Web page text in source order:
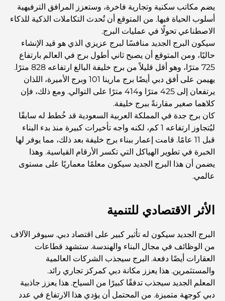
أفضل أماكن الإفطار في دبي: أفضل 7 أماكن لا تُضاهى لتجربة
إفطار رمضاني لا يُنسى
المقاهي في منطقة الخليج التجاري: مزيج مثالي من القهوة
والمجتمع
مطاعم دبي الحائزة على نجمة ميشلان: جولة مغامرة لعشاق
الطعام
استكشاف مطاعم جميرا جولف إستيتس: دليل الطهي
Dubai Horse Racing: Where Tradition Meets
Global Competition
الحياة في الجزيرة
أفضل وجبات الإفطار في دبي: اختياراتي المفضلة لعام 2026
كيفية الحصول على قرض عقاري في دبي: الدليل الشامل
يضم مكاتب سكنية وتجارية فاخرة، وستعزز المرافق الترفيهية
أسلوب الحياة فيها. من المتوقع أن تُحدث التكاملات الذكية للذكاء
الاصطناعي تحولًا في عمليات البرج.
سيكون البرج الجديد منافسًا لبرج عزيزي الذي هو قيد الإنشاء
حاليًا، ومن المتوقع أن يصبح ثاني أطول برج في العالم بارتفاع
725 مترًا، وهو أقل قليلاً من برج خليفة البالغ ارتفاعه 828 مترًا.
يهيمن على أفق دبي أيضًا برج مارينا 101 وبرج الأميرة، اللذان
يرتفعان إلى 425 مترًا و414 مترًا على التوالي. ومع ذلك، فإن
كلاهما صغير مقارنةً ببرج خليفة.
كان برج جدة في المملكة العربية السعودية قد خُطط له سابقًا
ليُتجاوز ارتفاعه 1 كم، لكنه واجه تأخيرات كبيرة منذ بدء البناء
قبل 11 عامًا. قامت إعمار ببناء برج خليفة بعد ذلك، مما يوفر لها
الخبرة في تطوير الهياكل التي تكسر الأرقام القياسية. وهذا
يضمن أن هذا البرج الجديد سيكون معلمًا معماريًا على مستوى
عالمي.
الأثر الاقتصادي للتنمية
البرج الجديد سيكون له تأثير كبير على اقتصاد دبي. سيوفر الآلاف
من الوظائف في مجال البناء والهندسة. ستشهد قطاعات
العقارات أيضًا دفعة. البرج سيجذب الشركات العالمية
والمستثمرين. هذا يعزز مكانة دبي كمركز تجاري رائد.
المعلم الجديد سيجذب تدفقًا كبيرًا من السياح. هذا يعزز جاذبية
دبي كوجهة متميزة. من المحتمل أن يؤدي هذا الارتفاع في عدد